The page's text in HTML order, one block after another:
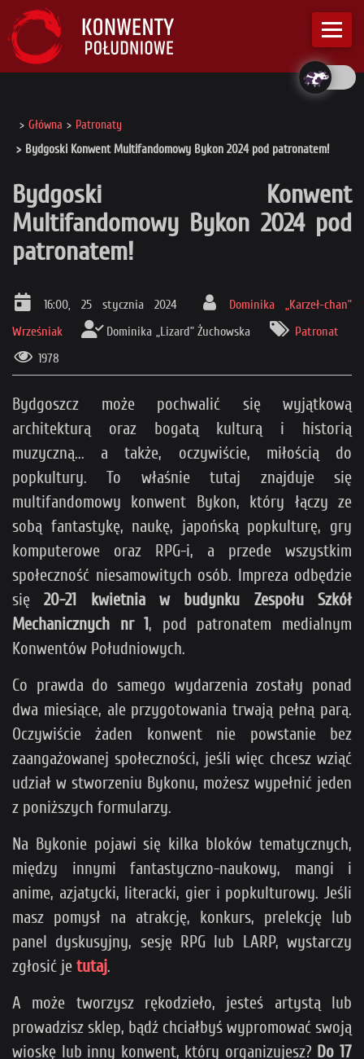
Główna
Patronaty
Bydgoski Konwent Multifandomowy Bykon 2024 pod patronatem!
Bydgoski Konwent
Multifandomowy Bykon 2024 pod
patronatem!
16:00, 25 stycznia 2024
Dominika „Karzeł-chan”
Wrześniak
Dominika „Lizard” Żuchowska
Patronat
1978
Bydgoszcz może pochwalić się wyjątkową
architekturą oraz bogatą kulturą i historią
muzyczną... a także, oczywiście, miłością do
popkultury. To właśnie tutaj znajduje się
multifandomowy konwent Bykon, który łączy ze
sobą fantastykę, naukę, japońską popkulturę, gry
komputerowe oraz RPG-i, a przede wszystkim
społeczność niesamowitych osób. Impreza odbędzie
się 20-21 kwietnia w budynku Zespołu Szkół
Mechanicznych nr 1, pod patronatem medialnym
Konwentów Południowych.
Co prawda do samego wydarzenia zostały ponad
dwa miesiące, ale przygotowania trwają pełną parą.
Oczywiście żaden konwent nie powstanie bez
zaangażowanej społeczności, jeśli więc chcesz wziąć
udział w stworzeniu Bykonu, możesz wypełnić jeden
z poniższych formularzy.
Na Bykonie pojawi się kilka bloków tematycznych,
między innymi fantastyczno-naukowy, mangi i
anime, azjatycki, literacki, gier i popkulturowy. Jeśli
masz pomysł na atrakcję, konkurs, prelekcję lub
panel dyskusyjny, sesję RPG lub LARP, wystarczy
zgłosić je tutaj.
A może tworzysz rękodzieło, jesteś artystą lub
prowadzisz sklep, bądź chciałbyś wypromować swoją
wioskę lub inny konwent, który organizujesz? Do 17